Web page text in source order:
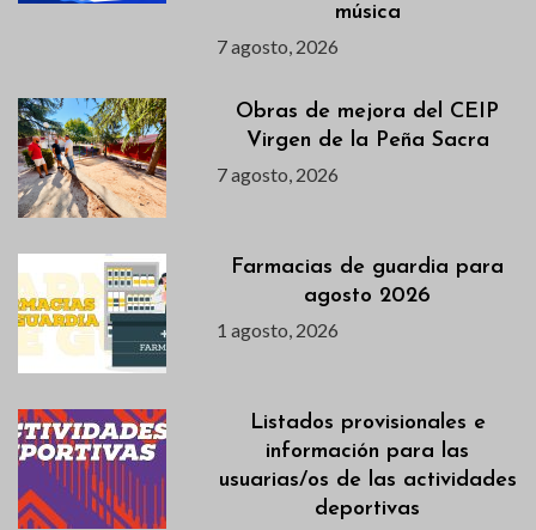
música
7 agosto, 2026
Obras de mejora del CEIP
Virgen de la Peña Sacra
7 agosto, 2026
Farmacias de guardia para
agosto 2026
1 agosto, 2026
Listados provisionales e
información para las
usuarias/os de las actividades
deportivas